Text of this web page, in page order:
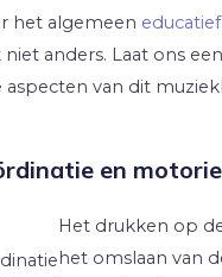
het algemeen educatief
anders. Laat ons
aspecten van dit
en
Het drukken op
het omslaan van